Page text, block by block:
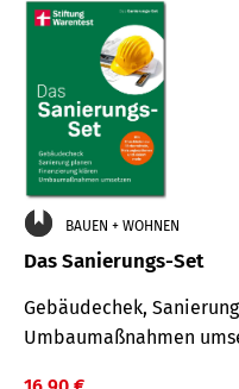
BAUEN + WOHNEN
Das Sanierungs-Set
Gebäudechek,
Umbaumaßnahmen